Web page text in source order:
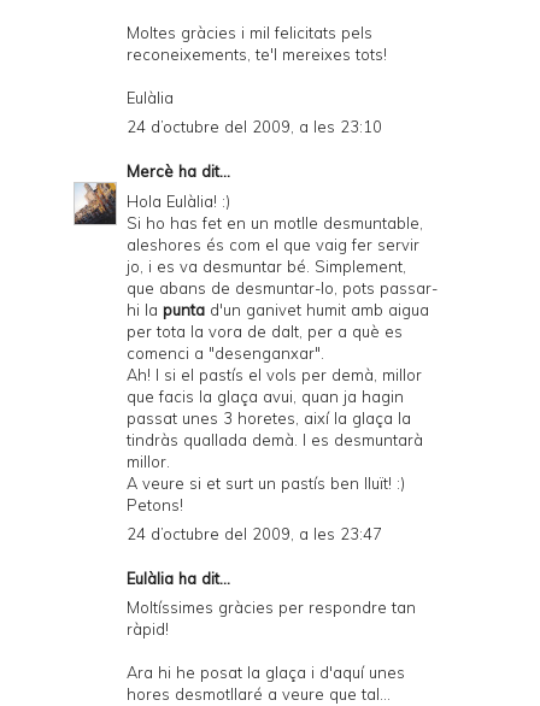
Moltes gràcies i mil felicitats pels
reconeixements, te'l mereixes tots!
Eulàlia
24 d’octubre del 2009, a les 23:10
Mercè ha dit...
Hola Eulàlia! :)
Si ho has fet en un motlle desmuntable,
aleshores és com el que vaig fer servir
jo, i es va desmuntar bé. Simplement,
que abans de desmuntar-lo, pots passar-
hi la punta d'un ganivet humit amb aigua
per tota la vora de dalt, per a què es
comenci a "desenganxar".
Ah! I si el pastís el vols per demà, millor
que facis la glaça avui, quan ja hagin
passat unes 3 horetes, així la glaça la
tindràs quallada demà. I es desmuntarà
millor.
A veure si et surt un pastís ben lluït! :)
Petons!
24 d’octubre del 2009, a les 23:47
Eulàlia ha dit...
Moltíssimes gràcies per respondre tan
ràpid!
Ara hi he posat la glaça i d'aquí unes
hores desmotllaré a veure que tal...